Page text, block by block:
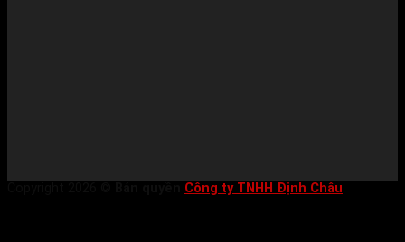
Công ty TNHH Định Châu